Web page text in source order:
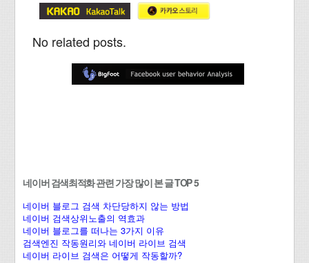
No related posts.
네이버 검색최적화 관련 가장 많이 본 글 TOP 5
네이버 블로그 검색 차단당하지 않는 방법
네이버 검색상위노출의 역효과
네이버 블로그를 떠나는 3가지 이유
검색엔진 작동원리와 네이버 라이브 검색
네이버 라이브 검색은 어떻게 작동할까?